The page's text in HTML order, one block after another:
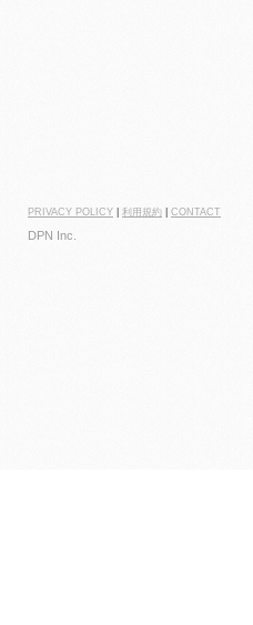
PRIVACY POLICY 利用規約 CONTACT
DPN Inc.